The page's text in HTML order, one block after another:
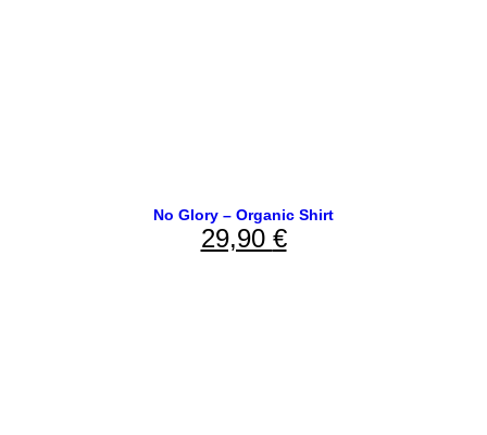
No Glory – Organic Shirt
29,90 €